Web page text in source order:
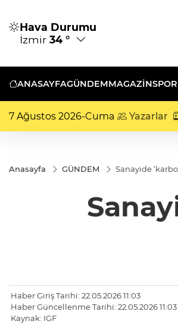
Hava Durumu
İzmir 34 °
ANASAYFAGÜNDEMMAGAZİNSPOR
7 Ağustos 2026-Cuma Yazarlar
Anasayfa GÜNDEM Sanayide
Haber Giriş Tarihi: 22.05.2026 11:03
Haber Güncellenme Tarihi: 22.05.2026 11:03
Kaynak: IGF